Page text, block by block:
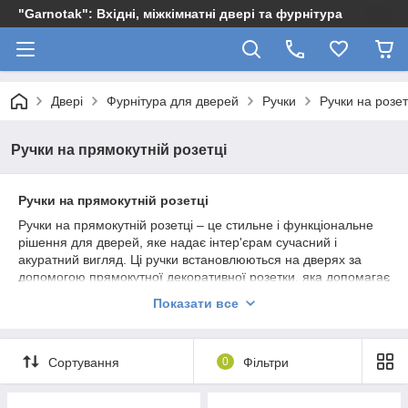
"Garnotak": Вхідні, міжкімнатні двері та фурнітура
Двері Фурнітура для дверей Ручки Ручки на
Ручки на прямокутній розетці
Ручки на прямокутній розетці
Ручки на прямокутній розетці – це стильне і функціональне
рішення для дверей, яке надає інтер'єрам сучасний і
акуратний вигляд. Ці ручки встановлюються на дверях за
допомогою прямокутної декоративної розетки, яка допомагає
гармонійне завершення. Основні переваги ручок на
Основні переваги ручок на прямокутній розетці:
Сучасний і елегантний дизайн:
Показати все
Сортування 0 Фільтри